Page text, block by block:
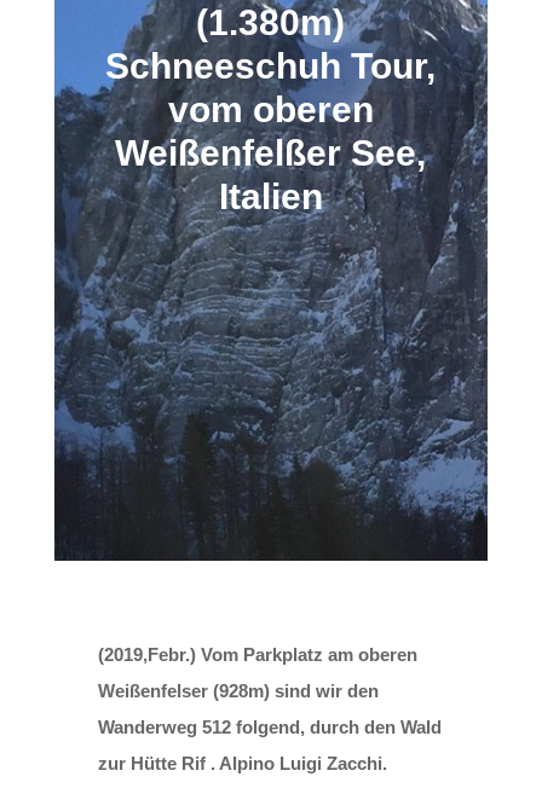
(1.380m)
Schneeschuh Tour,
vom oberen
Weißenfelßer See,
Italien
(2019,Febr.) Vom Parkplatz am oberen
Weißenfelser (928m) sind wir den
Wanderweg 512 folgend, durch den Wald
zur Hütte Rif . Alpino Luigi Zacchi.